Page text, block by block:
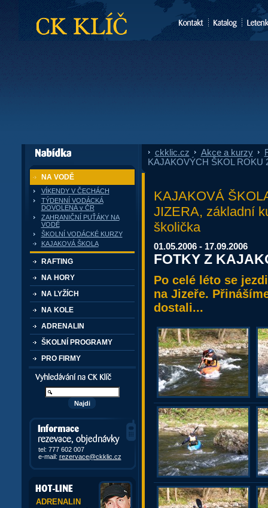
CK Klíč
dále nabízí
NA VODĚ
VÍKENDY V ČECHÁCH
TÝDENNÍ VODÁCKÁ
DOVOLENÁ v ČR
ZAHRANIČNÍ PUŤÁKY NA
VODĚ
ŠKOLNÍ VODÁCKÉ KURZY
KAJAKOVÁ ŠKOLA
RAFTING
NA HORY
NA LYŽÍCH
NA KOLE
ADRENALIN
ŠKOLNÍ PROGRAMY
PRO FIRMY
Vyhledávání kurzů a akcí
Informace, rezervace,
objedávky
tel: 777 602 007
e-mail: rezervace@ckklic.cz
ADRENALIN
ckklic.cz Akce a kurzy»
KAJAKOVÝCH ŠKOL ROKU
KAJAKOVÁ
JIZERA, základní
školička
01.05.2006 - 17.09.2006
FOTKY Z
Po celé léto se
na Jizeře.
dostali...